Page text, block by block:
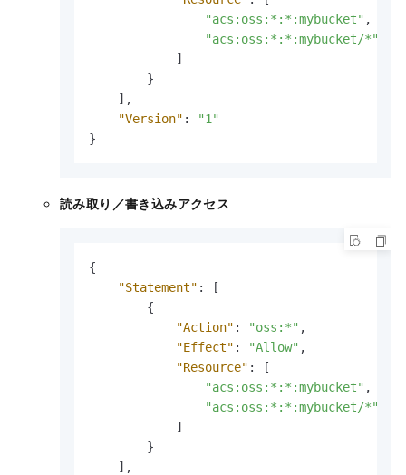
"acs:oss:*:*:mybucket" ,
"acs:oss:*:*:mybucket/*"
]
}
] ,
"Version" :
"1"
}
読み取り／書き込みアクセス
{
"Statement" :
[
{
"Action" : "oss:*" ,
"Effect" : "Allow" ,
"Resource" :
[
"acs:oss:*:*:mybucket" ,
"acs:oss:*:*:mybucket/*"
]
}
] ,